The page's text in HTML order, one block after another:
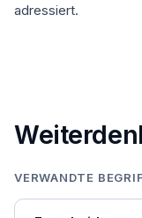
adressiert.
VERWANDTE